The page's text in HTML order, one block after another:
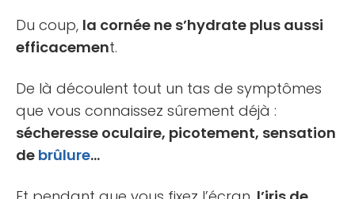
Du coup, la cornée ne s’hydrate plus aussi
efficacement.
De là découlent tout un tas de symptômes
que vous connaissez sûrement déjà :
sécheresse oculaire, picotement, sensation
de brûlure…